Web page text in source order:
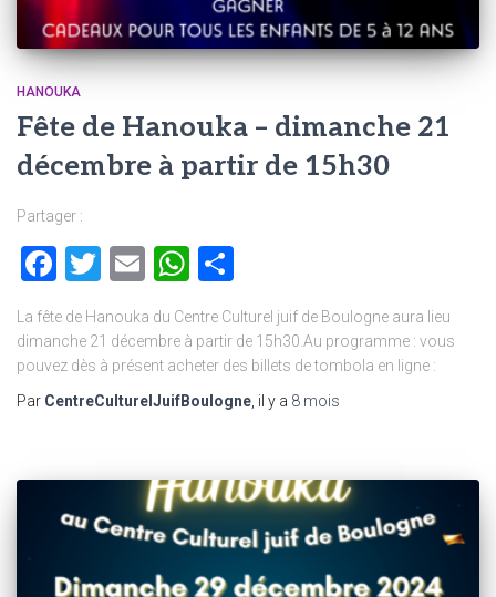
HANOUKA
Fête de Hanouka – dimanche 21
décembre à partir de 15h30
Partager :
Facebook
Twitter
EmailWhatsApp
La fête de Hanouka du Centre Culturel juif de Boulogne aura lieu
dimanche 21 décembre à partir de 15h30.Au programme : vous
pouvez dès à présent acheter des billets de tombola en ligne :
Par CentreCulturelJuifBoulogne , il y a 8 mois